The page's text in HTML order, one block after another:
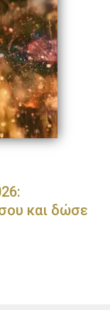
και δώσε